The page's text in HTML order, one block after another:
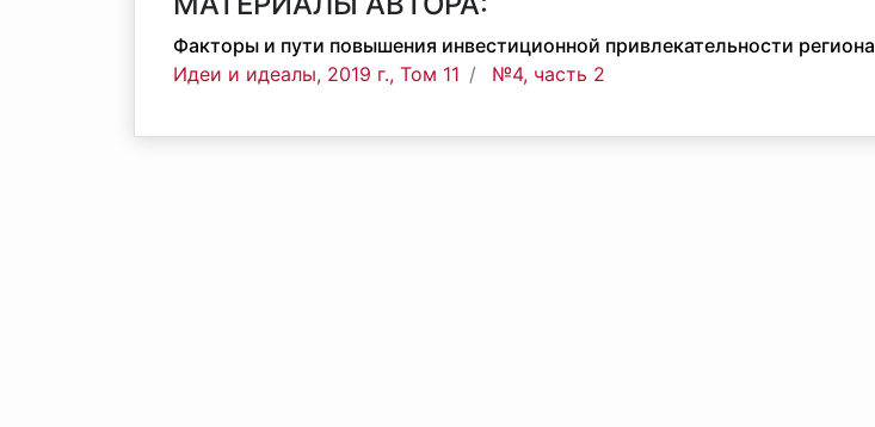
Факторы и пути повышения инвестиционной привлекательности региона
Идеи и идеалы, 2019 г., Том 11
№4, часть 2